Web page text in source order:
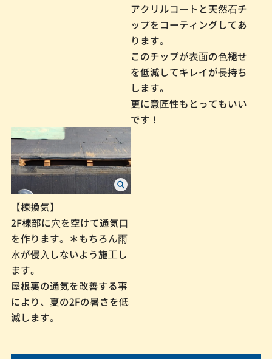
アクリルコートと天然⽯チ
ップをコーティングしてあ
ります。
このチップが表⾯の⾊褪せ
を低減してキレイが⻑持ち
します。
更に意匠性もとってもいい
です！
【棟換気】
2F棟部に⽳を空けて通気⼝
を作ります。＊もちろん⾬
⽔が侵⼊しないよう施⼯し
ます。
屋根裏の通気を改善する事
により、夏の2Fの暑さを低
減します。